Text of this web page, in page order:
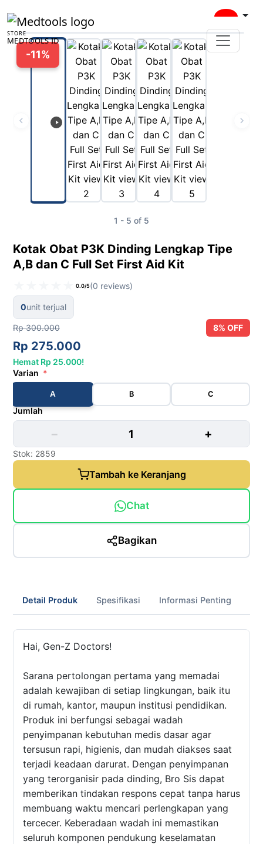
STORE
MEDTOOLS ID
-11%
Play
1 - 5 of 5
Kotak Obat P3K Dinding Lengkap Tipe
A,B dan C Full Set First Aid Kit
0.0/5(0 reviews)
0unit terjual
Rp 300.000 8% OFF
Rp 275.000
Hemat Rp 25.000!
Varian *
A B C
Jumlah
− +
Stok: 2859
Tambah ke Keranjang
Chat
Bagikan
Detail Produk Spesifikasi Informasi Penting
Hai, Gen-Z Doctors!
Sarana pertolongan pertama yang memadai
adalah kewajiban di setiap lingkungan, baik itu
di rumah, kantor, maupun institusi pendidikan.
Produk ini berfungsi sebagai wadah
penyimpanan kebutuhan medis dasar agar
tersusun rapi, higienis, dan mudah diakses saat
terjadi keadaan darurat. Dengan penyimpanan
yang terorganisir pada dinding, Bro Sis dapat
memberikan tindakan respons cepat tanpa harus
membuang waktu mencari perlengkapan yang
tercecer. Keberadaan wadah ini memastikan
seluruh komponen pendukung keselamatan